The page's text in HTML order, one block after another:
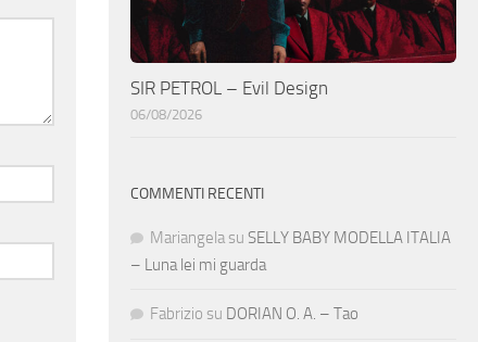
SIR PETROL – Evil Design
06/08/2026
COMMENTI RECENTI
Mariangela su SELLY BABY MODELLA ITALIA
– Luna lei mi guarda
Fabrizio su DORIAN O. A. – Tao